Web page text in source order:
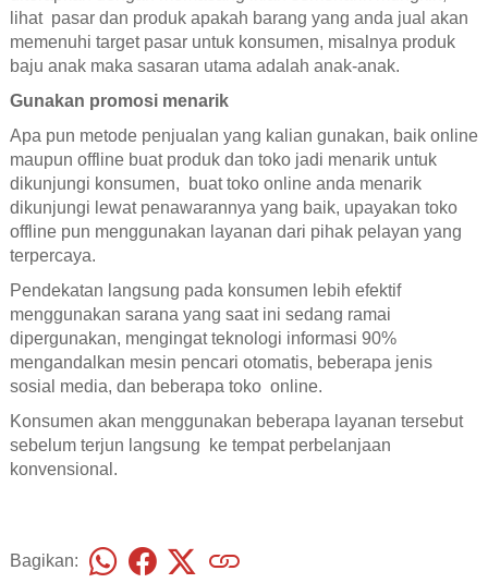
lihat pasar dan produk apakah barang yang anda jual akan
memenuhi target pasar untuk konsumen, misalnya produk
baju anak maka sasaran utama adalah anak-anak.
Gunakan promosi menarik
Apa pun metode penjualan yang kalian gunakan, baik online
maupun offline buat produk dan toko jadi menarik untuk
dikunjungi konsumen, buat toko online anda menarik
dikunjungi lewat penawarannya yang baik, upayakan toko
offline pun menggunakan layanan dari pihak pelayan yang
terpercaya.
Pendekatan langsung pada konsumen lebih efektif
menggunakan sarana yang saat ini sedang ramai
dipergunakan, mengingat teknologi informasi 90%
mengandalkan mesin pencari otomatis, beberapa jenis
sosial media, dan beberapa toko online.
Konsumen akan menggunakan beberapa layanan tersebut
sebelum terjun langsung ke tempat perbelanjaan
konvensional.
Bagikan: